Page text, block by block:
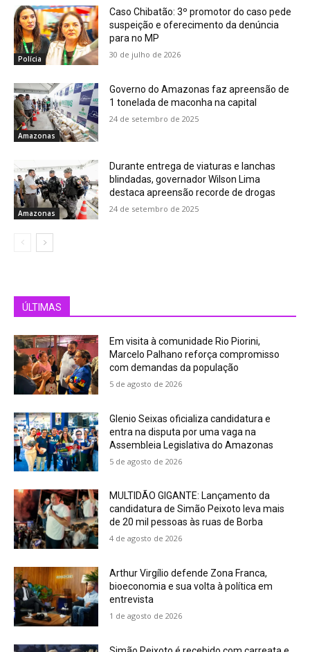
Polícia
Caso Chibatão: 3º promotor do caso pede
suspeição e oferecimento da denúncia
para no MP
30 de julho de 2026
Amazonas
Governo do Amazonas faz apreensão de
1 tonelada de maconha na capital
24 de setembro de 2025
Amazonas
Durante entrega de viaturas e lanchas
blindadas, governador Wilson Lima
destaca apreensão recorde de drogas
24 de setembro de 2025
ÚLTIMAS
Em visita à comunidade Rio Piorini,
Marcelo Palhano reforça compromisso
com demandas da população
5 de agosto de 2026
Glenio Seixas oficializa candidatura e
entra na disputa por uma vaga na
Assembleia Legislativa do Amazonas
5 de agosto de 2026
MULTIDÃO GIGANTE: Lançamento da
candidatura de Simão Peixoto leva mais
de 20 mil pessoas às ruas de Borba
4 de agosto de 2026
Arthur Virgílio defende Zona Franca,
bioeconomia e sua volta à política em
entrevista
1 de agosto de 2026